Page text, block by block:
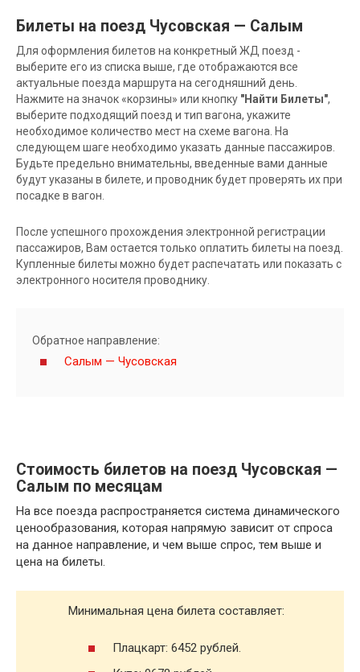
Билеты на поезд Чусовская — Салым
Для оформления билетов на конкретный ЖД поезд -
выберите его из списка выше, где отображаются все
актуальные поезда маршрута на сегодняшний день.
Нажмите на значок «корзины» или кнопку "Найти Билеты",
выберите подходящий поезд и тип вагона, укажите
необходимое количество мест на схеме вагона. На
следующем шаге необходимо указать данные пассажиров.
Будьте предельно внимательны, введенные вами данные
будут указаны в билете, и проводник будет проверять их при
посадке в вагон.
После успешного прохождения электронной регистрации
пассажиров, Вам остается только оплатить билеты на поезд.
Купленные билеты можно будет распечатать или показать с
электронного носителя проводнику.
Обратное направление:
Салым — Чусовская
Стоимость билетов на поезд Чусовская —
Салым по месяцам
На все поезда распространяется система динамического
ценообразования, которая напрямую зависит от спроса
на данное направление, и чем выше спрос, тем выше и
цена на билеты.
Минимальная цена билета составляет:
Плацкарт: 6452 рублей.